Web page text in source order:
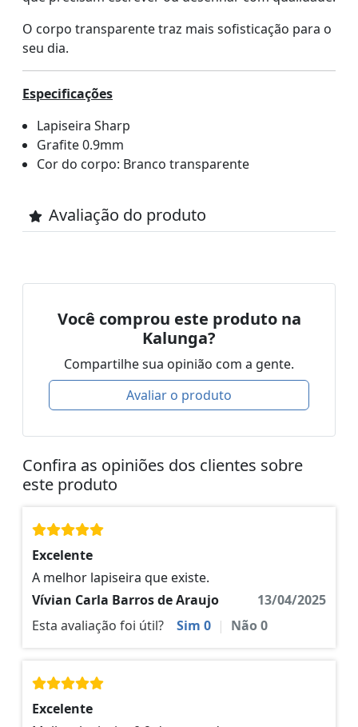
O corpo transparente traz mais sofisticação para o
seu dia.
Especificações
Lapiseira Sharp
Grafite 0.9mm
Cor do corpo: Branco transparente
Avaliação do produto
Você comprou este produto na
Kalunga?
Compartilhe sua opinião com a gente.
Avaliar o produto
Confira as opiniões dos clientes sobre
este produto
Excelente
A melhor lapiseira que existe.
Vívian Carla Barros de Araujo
13/04/2025
Esta avaliação foi útil?
Sim 0 | Não0
Excelente